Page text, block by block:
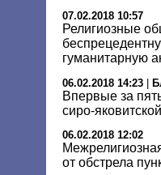
07.02.2018 10:57
Религиозные
гуманитарную
06.02.2018 14:23
Впервые за
сиро-
06.02.2018 12:02
от обстрела